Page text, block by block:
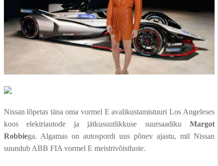
Nissan lõpetas täna oma vormel E avalikustamistuuri Los Angeleses
koos elektriautode ja jätkusuutlikkuse suursaadiku Margot
Robbiega. Algamas on autospordi uus põnev ajastu, mil Nissan
suundub ABB FIA vormel E meistrivõistluste.